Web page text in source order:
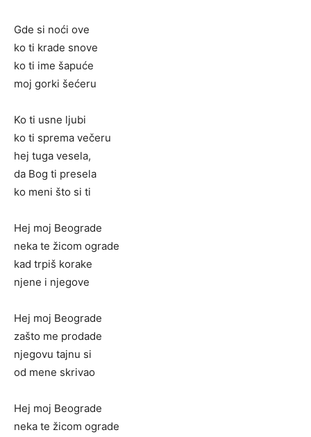
Gde si noći ove
ko ti krade snove
ko ti ime šapuće
moj gorki šećeru
Ko ti usne ljubi
ko ti sprema večeru
hej tuga vesela,
da Bog ti presela
ko meni što si ti
Hej moj Beograde
neka te žicom ograde
kad trpiš korake
njene i njegove
Hej moj Beograde
zašto me prodade
njegovu tajnu si
od mene skrivao
Hej moj Beograde
neka te žicom ograde